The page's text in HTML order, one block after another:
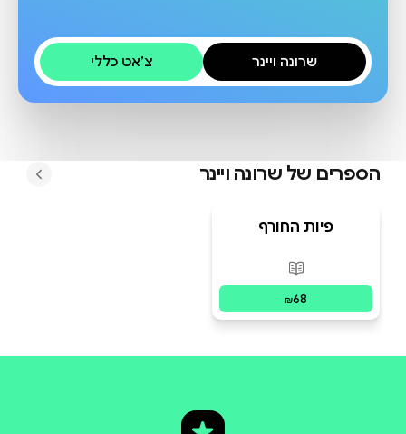
שרונה ויינר צ׳אט כללי
הספרים של שרונה ויינר
פיות החורף
פורמטים זמינים
₪68